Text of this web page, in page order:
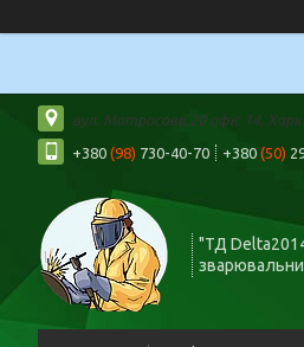
вул. Матросова 20 офіс 14,
+380 (98) 730-40-70 +380 (50)
"ТД